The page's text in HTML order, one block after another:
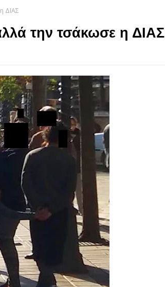
ΔΙΑΣ
την τσάκωσε η ΔΙΑΣ